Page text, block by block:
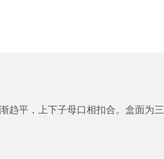
趋平，上下子母口相扣合。盒面为三